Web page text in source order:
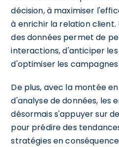
décision, à maximiser
à enrichir la relation client.
des données permet de
interactions, d'anticiper
d'optimiser les
De plus, avec la montée
d'analyse de données, les
désormais s'appuyer sur
pour prédire des
stratégies en